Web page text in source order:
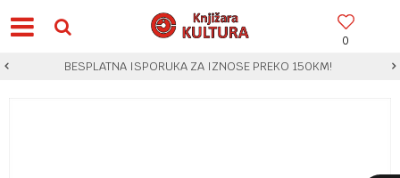
0
BESPLATNA ISPORUKA ZA IZNOSE PREKO 150KM!